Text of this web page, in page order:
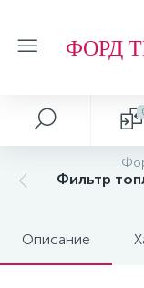
ФОРД
Фильтр
Описание